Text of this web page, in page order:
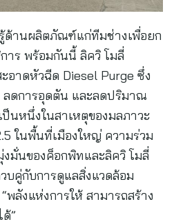
ด้านผลิตภัณฑ์แก่ทีมช่างเพื่อยก
าร พร้อมกันนี้ ลิควิ โมลี่
าดหัวฉีด Diesel Purge ซึ่ง
ลดการอุดตัน และลดปริมาณ
นหนึ่งในสาเหตุของมลภาวะ
ในพื้นที่เมืองใหญ่ ความร่วม
มั่นของค็อกพิทและลิควิ โมลี่
บคู่กับการดูแลสิ่งแวดล้อม
ลังแห่งการให้ สามารถสร้าง
”